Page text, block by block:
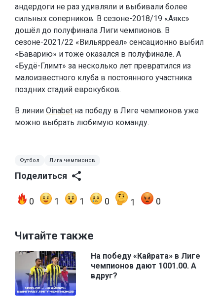
андердоги не раз удивляли и выбивали более
сильных соперников. В сезоне-2018/19 «Аякс»
дошёл до полуфинала Лиги чемпионов. В
сезоне-2021/22 «Вильярреал» сенсационно выбил
«Баварию» и тоже оказался в полуфинале. А
«Будё-Глимт» за несколько лет превратился из
малоизвестного клуба в постоянного участника
поздних стадий еврокубков.
В линии Oinabet на победу в Лиге чемпионов уже
можно выбрать любимую команду.
Футбол Лига чемпионов
Поделиться
0 1 1 0 1 0
Читайте также
На победу «Кайрата» в Лиге
чемпионов дают 1001.00. А
вдруг?